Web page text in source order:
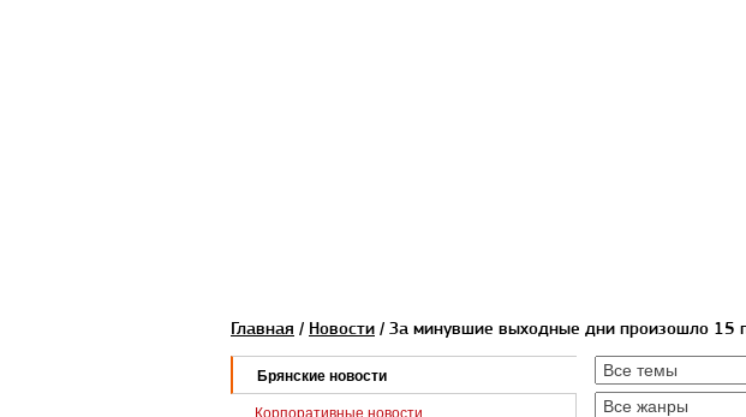
Главная / Новости / За минувшие выходные дни произошло 15
Брянские новости
Корпоративные новости